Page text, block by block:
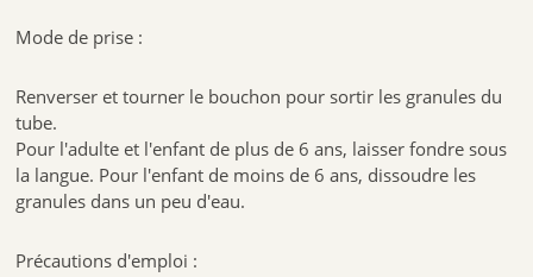
Mode de prise :
Renverser et tourner le bouchon pour sortir les granules du
tube.
Pour l'adulte et l'enfant de plus de 6 ans, laisser fondre sous
la langue. Pour l'enfant de moins de 6 ans, dissoudre les
granules dans un peu d'eau.
Précautions d'emploi :